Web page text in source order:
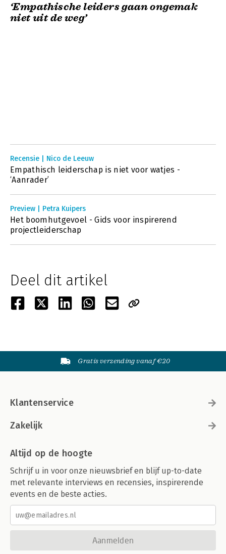
‘Empathische leiders gaan ongemak
niet uit de weg’
Recensie | Nico de Leeuw
Empathisch leiderschap is niet voor watjes -
‘Aanrader’
Preview | Petra Kuipers
Het boomhutgevoel - Gids voor inspirerend
projectleiderschap
Deel dit artikel
Gratis verzending vanaf €20
Klantenservice
Zakelijk
Altijd op de hoogte
Schrijf u in voor onze nieuwsbrief en blijf up-to-date
met relevante interviews en recensies, inspirerende
events en de beste acties.
Aanmelden